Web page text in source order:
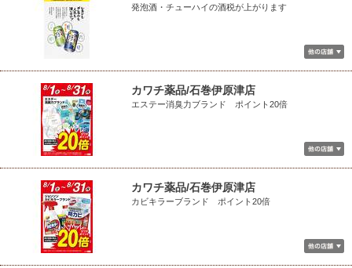
発泡酒・チューハイの酒税が上がります
カワチ薬品/石巻伊原津店
エステー消臭力ブランド ポイント20倍
カワチ薬品/石巻伊原津店
カビキラーブランド ポイント20倍